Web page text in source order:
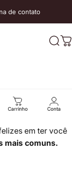
de contato
Carrinho Conta
em ter você
mais comuns.